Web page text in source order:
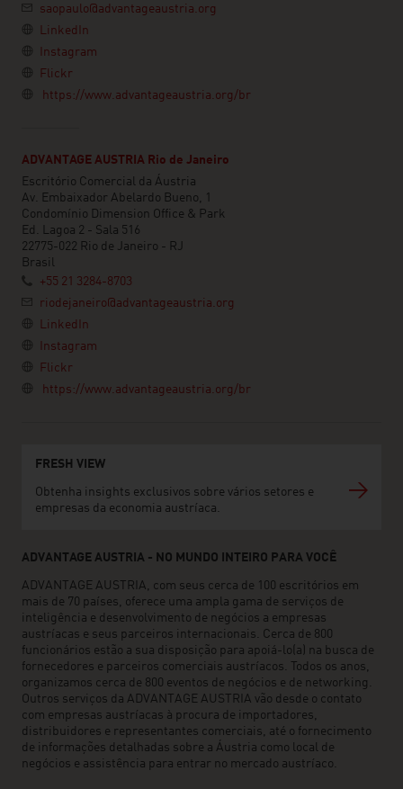
saopaulo@advantageaustria.org
LinkedIn
Instagram
Flickr
https://www.advantageaustria.org/br
ADVANTAGE AUSTRIA Rio de Janeiro
Escritório Comercial da Áustria
Av. Embaixador Abelardo Bueno, 1
Condomínio Dimension Office & Park
Ed. Lagoa 2 - Sala 516
22775-022 Rio de Janeiro - RJ
Brasil
+55 21 3284-8703
riodejaneiro@advantageaustria.org
LinkedIn
Instagram
Flickr
https://www.advantageaustria.org/br
FRESH VIEW
Obtenha insights exclusivos sobre vários setores e
empresas da economia austríaca.
ADVANTAGE AUSTRIA - NO MUNDO INTEIRO PARA VOCÊ
ADVANTAGE AUSTRIA, com seus cerca de 100 escritórios em
mais de 70 países, oferece uma ampla gama de serviços de
inteligência e desenvolvimento de negócios a empresas
austríacas e seus parceiros internacionais. Cerca de 800
funcionários estão a sua disposição para apoiá-lo(a) na busca de
fornecedores e parceiros comerciais austríacos. Todos os anos,
organizamos cerca de 800 eventos de negócios e de networking.
Outros serviços da ADVANTAGE AUSTRIA vão desde o contato
com empresas austríacas à procura de importadores,
distribuidores e representantes comerciais, até o fornecimento
de informações detalhadas sobre a Áustria como local de
negócios e assistência para entrar no mercado austríaco.